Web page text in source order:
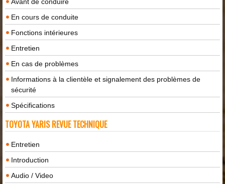
En cours de conduite
Fonctions intérieures
Entretien
En cas de problèmes
Informations à la clientèle et signalement des problèmes de
sécurité
Spécifications
TOYOTA YARIS REVUE TECHNIQUE
Entretien
Introduction
Audio / Video